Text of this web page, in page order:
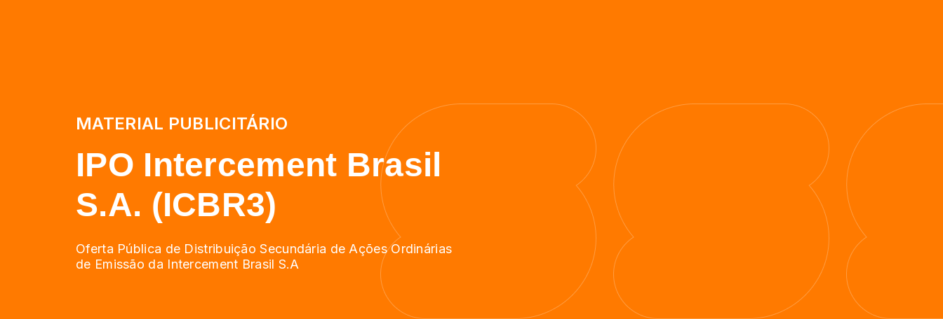
MATERIAL PUBLICITÁRIO
IPO Intercement Brasil
S.A. (ICBR3)
Oferta Pública de Distribuição Secundária de Ações Ordinárias
de Emissão da Intercement Brasil S.A